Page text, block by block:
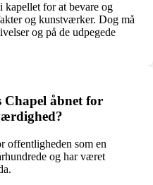
for at bevare og
og kunstværker. Dog må
og på de udpegede
Chapel åbnet for
offentligheden som en
og har været